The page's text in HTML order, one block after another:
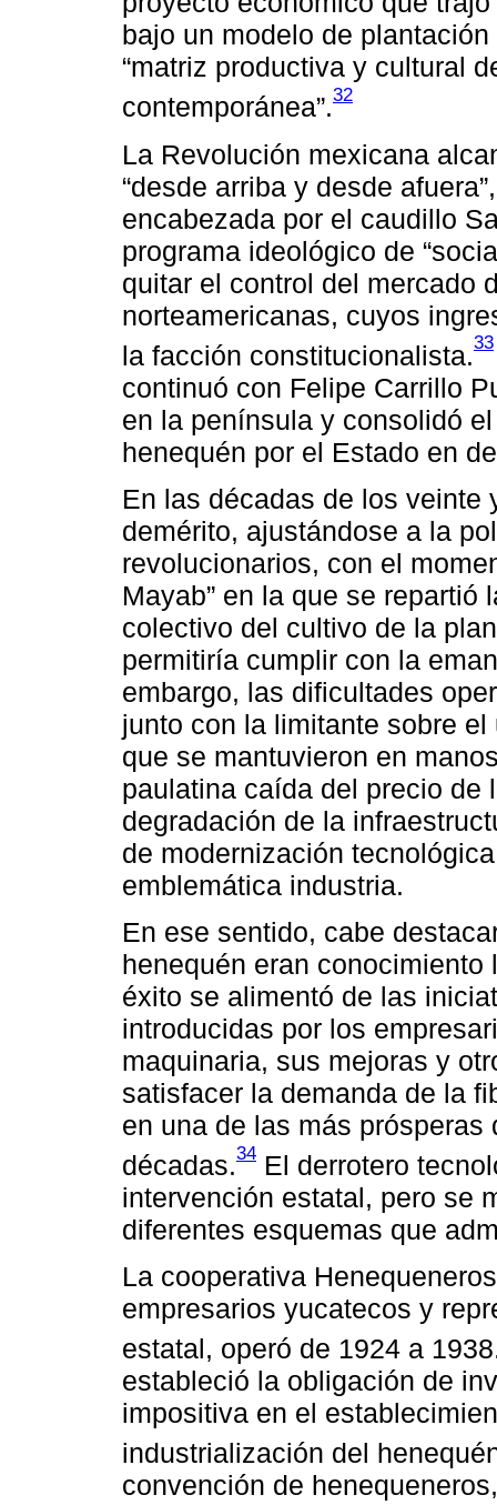
bajo un modelo de
“matriz productiva y cultural
contemporánea”.32
La Revolución mexicana
“desde arriba y desde
encabezada por el caudillo
programa ideológico de
quitar el control del mercado
norteamericanas, cuyos
la facción constitucionalista.33
continuó con Felipe Carrillo
en la península y consolidó
henequén por el Estado en
En las décadas de los veinte
demérito, ajustándose a la
revolucionarios, con el
Mayab” en la que se
colectivo del cultivo de la
permitiría cumplir con la
embargo, las dificultades
junto con la limitante sobre
que se mantuvieron en
paulatina caída del precio de
degradación de la
de modernización
emblemática industria.
En ese sentido, cabe
henequén eran
éxito se alimentó de las
introducidas por los
maquinaria, sus mejoras y
satisfacer la demanda de la
en una de las más
décadas.34 El derrotero
intervención estatal, pero se
diferentes esquemas que
La cooperativa
empresarios yucatecos y
estatal, operó de 1924 a
estableció la obligación de
impositiva en el
industrialización del
convención de